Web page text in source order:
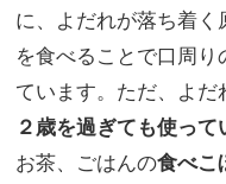
に、よだれが落ち着
を食べることで口周
ています。ただ、よだ
２歳を過ぎても使って
お茶、ごはんの食べこ